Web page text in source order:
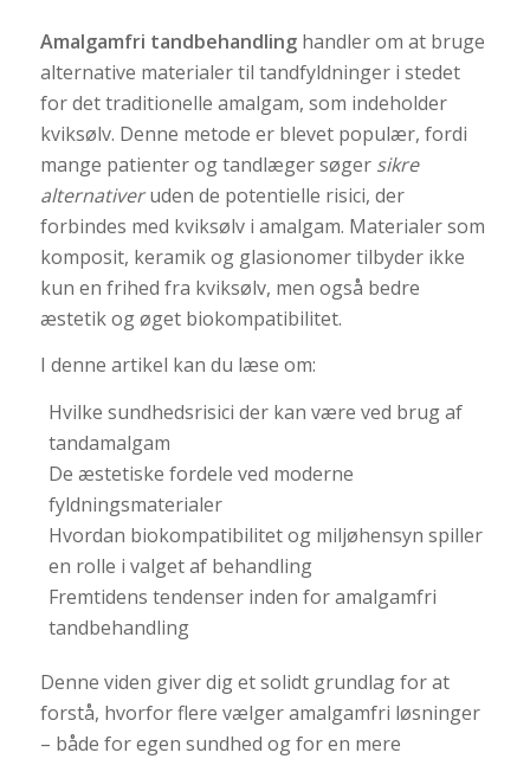
Amalgamfri tandbehandlinghandler om at bruge
alternative materialer til tandfyldninger i stedet
for det traditionelle amalgam, som indeholder
kviksølv. Denne metode er blevet populær, fordi
mange patienter og tandlæger søger sikre
alternativeruden de potentielle risici, der
forbindes med kviksølv i amalgam. Materialer som
komposit, keramik og glasionomer tilbyder ikke
kun en frihed fra kviksølv, men også bedre
æstetik og øget biokompatibilitet.
I denne artikel kan du læse om:
Hvilke sundhedsrisici der kan være ved brug af
tandamalgam
De æstetiske fordele ved moderne
fyldningsmaterialer
Hvordan biokompatibilitet og miljøhensyn spiller
en rolle i valget af behandling
Fremtidens tendenser inden for amalgamfri
tandbehandling
Denne viden giver dig et solidt grundlag for at
forstå, hvorfor flere vælger amalgamfri løsninger
– både for egen sundhed og for en mere